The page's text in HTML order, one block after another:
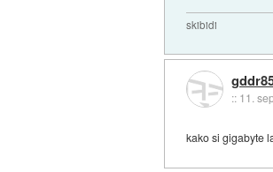
skibidi
:: 11.
kako si gigabyte